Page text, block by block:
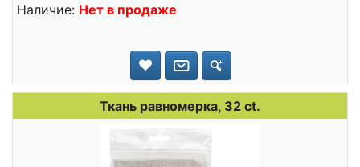
Наличие: Нет в продаже
Ткань равномерка, 32 ct.